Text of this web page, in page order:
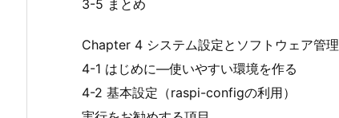
3-5 まとめ
Chapter 4 システム設定とソフトウェア管理
4-1 はじめに―使いやすい環境を作る
4-2 基本設定（raspi-configの利用）